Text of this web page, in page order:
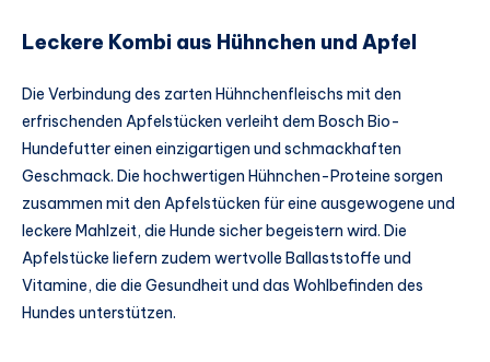
Leckere Kombi aus Hühnchen und Apfel
Die Verbindung des zarten Hühnchenfleischs mit den
erfrischenden Apfelstücken verleiht dem Bosch Bio-
Hundefutter einen einzigartigen und schmackhaften
Geschmack. Die hochwertigen Hühnchen-Proteine sorgen
zusammen mit den Apfelstücken für eine ausgewogene und
leckere Mahlzeit, die Hunde sicher begeistern wird. Die
Apfelstücke liefern zudem wertvolle Ballaststoffe und
Vitamine, die die Gesundheit und das Wohlbefinden des
Hundes unterstützen.